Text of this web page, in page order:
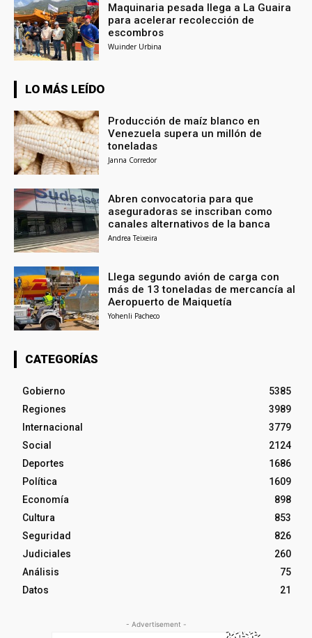
Maquinaria pesada llega a La Guaira
para acelerar recolección de
escombros
Wuinder Urbina
LO MÁS LEÍDO
Producción de maíz blanco en
Venezuela supera un millón de
toneladas
Janna Corredor
Abren convocatoria para que
aseguradoras se inscriban como
canales alternativos de la banca
Andrea Teixeira
Llega segundo avión de carga con
más de 13 toneladas de mercancía al
Aeropuerto de Maiquetía
Yohenli Pacheco
CATEGORÍAS
Gobierno
5385
Regiones
3989
Internacional
3779
Social
2124
Deportes
1686
Política
1609
Economía
898
Cultura
853
Seguridad
826
Judiciales
260
Análisis
75
Datos
21
- Advertisement -